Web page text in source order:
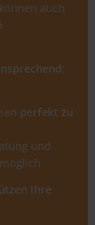
auch
;
perfekt zu
und
Ihre